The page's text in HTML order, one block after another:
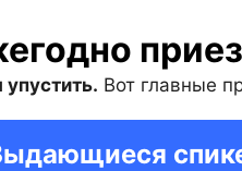
Вот главные